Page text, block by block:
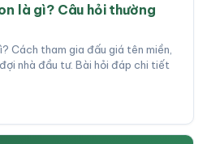
là gì? Câu hỏi thường
Cách tham gia đấu giá tên miền,
nhà đầu tư. Bài hỏi đáp chi tiết